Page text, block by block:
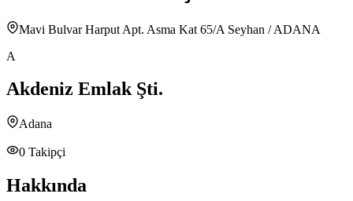
Mavi Bulvar Harput Apt. Asma Kat 65/A Seyhan / ADANA
A
Akdeniz Emlak Şti.
Adana
0 Takipçi
Hakkında